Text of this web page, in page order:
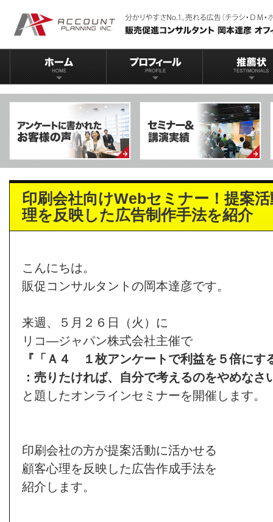
印刷会社向けWebセミナー！提案
理を反映した広告制作手法を紹介
こんにちは。
販促コンサルタントの岡本達彦です。
来週、５月２６日（火）に
リコ―ジャパン株式会社主催で
『「Ａ４ １枚アンケートで利益を５倍にす
：売りたければ、自分で考えるのをやめなさ
と題したオンラインセミナーを開催します。
印刷会社の方が提案活動に活かせる
顧客心理を反映した広告作成手法を
紹介します。